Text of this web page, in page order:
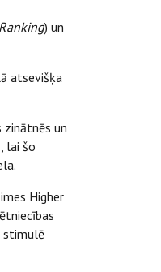
) un
atsevišķa
un
lai šo
Higher
stimulē